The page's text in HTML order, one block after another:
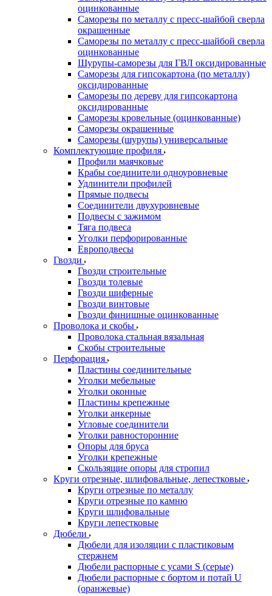
оцинкованные
Саморезы по металлу с пресс-шайбой сверла
окрашенные
Саморезы по металлу с пресс-шайбой сверла
оцинкованные
Шурупы-саморезы для ГВЛ оксидированные
Саморезы для гипсокартона (по металлу)
оксидированные
Саморезы по дереву для гипсокартона
оксидированные
Саморезы кровельные (оцинкованные)
Саморезы окрашенные
Саморезы (шурупы) универсальные
Комплектующие профиля
Профили маячковые
Крабы соединители одноуровневые
Удлинители профилей
Прямые подвесы
Соединители двухуровневые
Подвесы с зажимом
Тяга подвеса
Уголки перфорированные
Европодвесы
Гвозди
Гвозди строительные
Гвозди толевые
Гвозди шиферные
Гвозди винтовые
Гвозди финишные оцинкованные
Проволока и скобы
Проволока стальная вязальная
Скобы строительные
Перфорация
Пластины соединительные
Уголки мебельные
Уголки оконные
Пластины крепежные
Уголки анкерные
Угловые соединители
Уголки равносторонние
Опоры для бруса
Уголки крепежные
Скользящие опоры для стропил
Круги отрезные, шлифовальные, лепестковые
Круги отрезные по металлу
Круги отрезные по камню
Круги шлифовальные
Круги лепестковые
Дюбели
Дюбели для изоляции с пластиковым
стержнем
Дюбели распорные с усами S (серые)
Дюбели распорные c бортом и потай U
(оранжевые)